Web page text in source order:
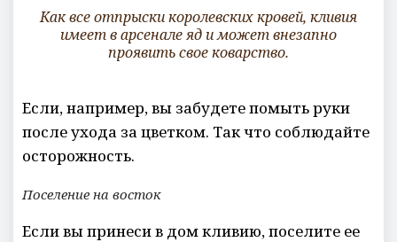
Как все отпрыски королевских кровей, кливия
имеет в арсенале яд и может внезапно
проявить свое коварство.
Если, например, вы забудете помыть руки
после ухода за цветком. Так что соблюдайте
осторожность.
Поселение на восток
Если вы принеси в дом кливию, поселите ее